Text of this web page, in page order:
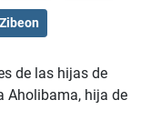
Zibeon
de las hijas de
Aholibama, hija de